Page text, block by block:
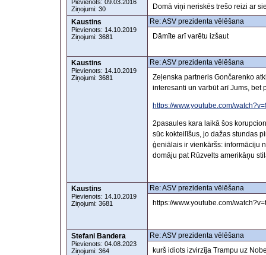
Pievienots: 09.03.2016
Ziņojumi: 30
Domā viņi neriskēs trešo reizi ar
Kaustins
Pievienots: 14.10.2019
Ziņojumi: 3681
Re: ASV prezidenta vēlēšana
Dāmīte arī varētu izšaut
Kaustins
Pievienots: 14.10.2019
Ziņojumi: 3681
Re: ASV prezidenta vēlēšana
Zeļenska partneris Gončarenko
interesanti un varbūt arī Jums, bet
https://www.youtube.com/
2pasaules kara laikā šos
sūc kokteilīšus, jo dažas stundas
ģeniālais ir vienkāršs: informāciju
domāju pat Rūzvelts amerikāņu
Kaustins
Pievienots: 14.10.2019
Ziņojumi: 3681
Re: ASV prezidenta vēlēšana
https://www.youtube.com/
Stefani Bandera
Pievienots: 04.08.2023
Ziņojumi: 364
Re: ASV prezidenta vēlēšana
kurš idiots izvirzīja Trampu uz